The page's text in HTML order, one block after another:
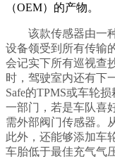
（OEM）的产物。
该款传感器由一种
设备领受到所有传输
会记实下所有巡视查
时，驾驶室内还有下
Safe的TPMS或车轮
一部门，若是车队喜
需外部阀门传感器。
此外，还能够添加车
车胎低于最佳充气气